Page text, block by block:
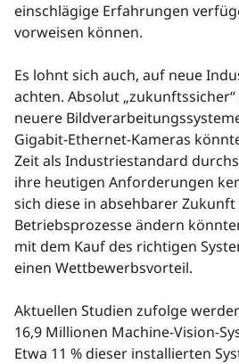
einschlägige Erfahrungen
vorweisen können.
Es lohnt sich auch, auf neue
achten. Absolut
neuere
Gigabit-Ethernet-Kameras
Zeit als Industriestandard
ihre heutigen Anforderungen
sich diese in absehbarer
Betriebsprozesse ändern
mit dem Kauf des richtigen
einen Wettbewerbsvorteil.
Aktuellen Studien zufolge
16,9 Millionen Machine-Vision-
Etwa 11 % dieser installierten